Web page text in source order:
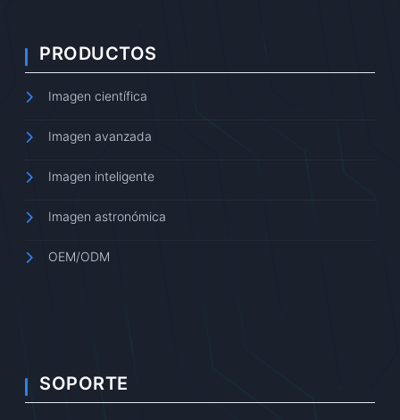
PRODUCTOS
Imagen científica
Imagen avanzada
Imagen inteligente
Imagen astronómica
OEM/ODM
SOPORTE